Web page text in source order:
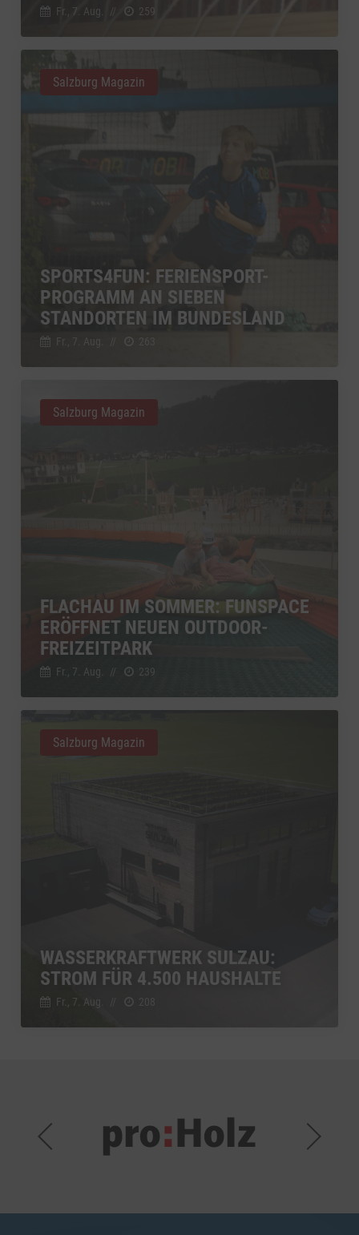
Fr., 7. Aug. // 259
SPORTS4FUN: FERIENSPORT-
PROGRAMM AN SIEBEN
STANDORTEN IM BUNDESLAND
Fr., 7. Aug. 263
Salzburg Magazin
FLACHAU IM SOMMER: FUNSPACE
ERÖFFNET NEUEN OUTDOOR-
FREIZEITPARK
Fr., 7. Aug. // 239
Salzburg Magazin
WASSERKRAFTWERK SULZAU:
STROM FÜR 4.500 HAUSHALTE
Fr., 7. Aug.
Salzburg Magazin